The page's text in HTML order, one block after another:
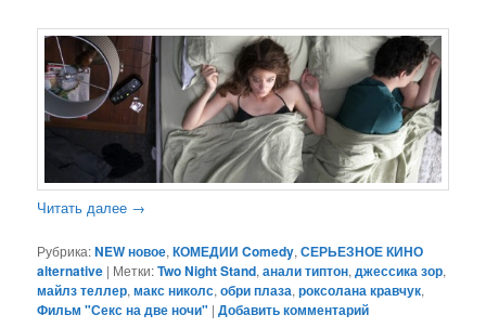
Читать далее →
Рубрика:NEW новое,КОМЕДИИ Comedy,СЕРЬЕЗНОЕ КИНО
alternative | Метки:Two Night Stand,анали типтон,джессика зор,
майлз теллер,макс николс,обри плаза,роксолана кравчук,
Фильм "Секс на две ночи" |Добавить комментарий